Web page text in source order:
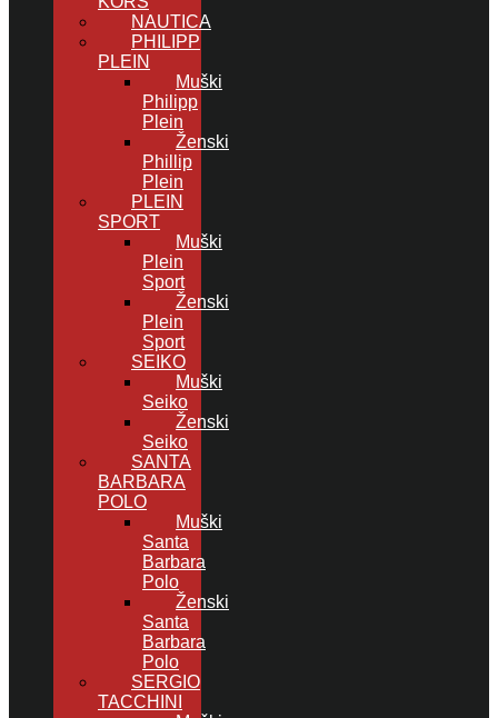
NAUTICA
PHILIPP
PLEIN
Muški
Philipp
Plein
Ženski
Phillip
Plein
PLEIN
SPORT
Muški
Plein
Sport
Ženski
Plein
Sport
SEIKO
Muški
Seiko
Ženski
Seiko
SANTA
BARBARA
POLO
Muški
Santa
Barbara
Polo
Ženski
Santa
Barbara
Polo
SERGIO
TACCHINI